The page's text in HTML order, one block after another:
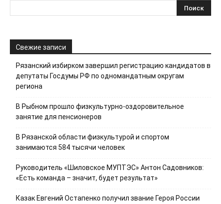
Свежие записи
Рязанский избирком завершил регистрацию кандидатов в
депутаты Госдумы РФ по одномандатным округам
региона
В Рыбном прошло физкультурно-оздоровительное
занятие для пенсионеров
В Рязанской области физкультурой и спортом
занимаются 584 тысячи человек
Руководитель «Шиловское МУПТЭС» Антон Садовников:
«Есть команда – значит, будет результат»
Казак Евгений Остапенко получил звание Героя России